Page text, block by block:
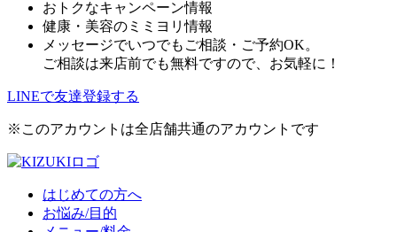
おトクなキャンペーン情報
健康・美容のミミヨリ情報
メッセージでいつでもご相談・ご予約OK。
ご相談は来店前でも無料ですので、お気軽に！
LINEで友達登録する
※このアカウントは全店舗共通のアカウントです
はじめての方へ
お悩み/目的